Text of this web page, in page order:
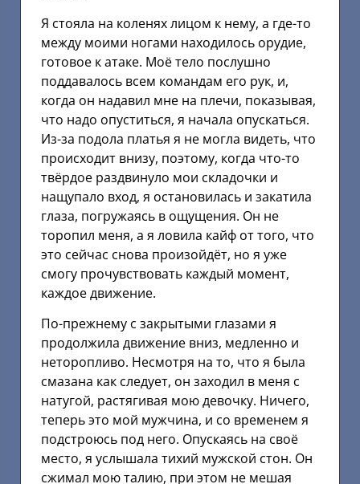
Я стояла на коленях лицом к нему, а где-то
между моими ногами находилось орудие,
готовое к атаке. Моё тело послушно
поддавалось всем командам его рук, и,
когда он надавил мне на плечи, показывая,
что надо опуститься, я начала опускаться.
Из-за подола платья я не могла видеть, что
происходит внизу, поэтому, когда что-то
твёрдое раздвинуло мои складочки и
нащупало вход, я остановилась и закатила
глаза, погружаясь в ощущения. Он не
торопил меня, а я ловила кайф от того, что
это сейчас снова произойдёт, но я уже
смогу прочувствовать каждый момент,
каждое движение.
По-прежнему с закрытыми глазами я
продолжила движение вниз, медленно и
неторопливо. Несмотря на то, что я была
смазана как следует, он заходил в меня с
натугой, растягивая мою девочку. Ничего,
теперь это мой мужчина, и со временем я
подстроюсь под него. Опускаясь на своё
место, я услышала тихий мужской стон. Он
сжимал мою талию, при этом не мешая